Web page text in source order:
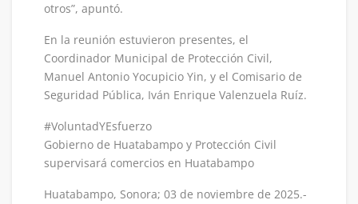
otros”, apuntó.
En la reunión estuvieron presentes, el
Coordinador Municipal de Protección Civil,
Manuel Antonio Yocupicio Yin, y el Comisario de
Seguridad Pública, Iván Enrique Valenzuela Ruíz.
#VoluntadYEsfuerzo
Gobierno de Huatabampo y Protección Civil
supervisará comercios en Huatabampo
Huatabampo, Sonora; 03 de noviembre de 2025.-